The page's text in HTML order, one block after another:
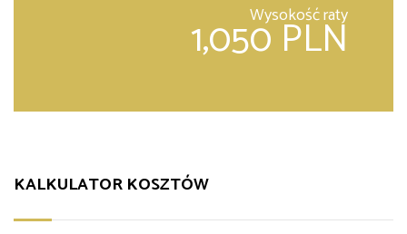
Wysokość raty
1,050 PLN
KALKULATOR KOSZTÓW